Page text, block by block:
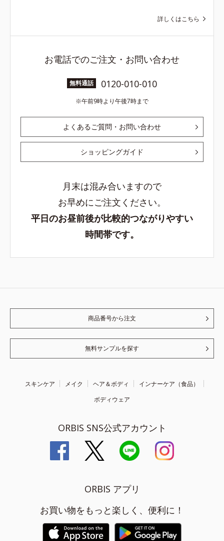
詳しくはこちら
お電話でのご注文・お問い合わせ
無料通話 0120-010-010
午前9時より午後7時まで
よくあるご質問・お問い合わせ
ショッピングガイド
月末は混み合いますので
お早めにご注文ください。
平日のお昼前後が比較的つながりやすい
時間帯です。
商品番号から注文
無料サンプルを探す
スキンケア メイク ヘア＆ボディ
インナーケア（食品）
ボディウェア
ORBIS SNS公式アカウント
ORBIS アプリ
お買い物をもっと楽しく、便利に！